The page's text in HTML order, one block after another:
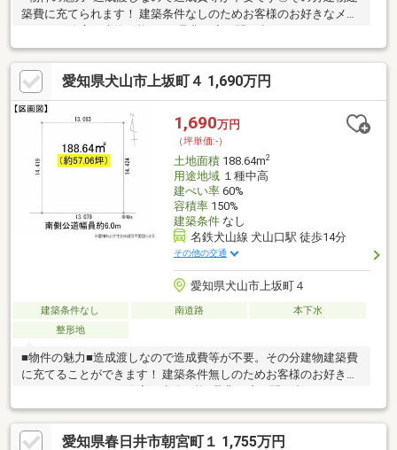
築費に充てられます！ 建築条件なしのためお客様のお好きなメー
せ！■生活環境■・公園、保育園、小学校が近くに揃っているので
子育て世帯にも住みやすく安心の住環境♪・周辺商業施設が充実♪
スーパー・コンビニ徒歩約5分以内！ドラックストア徒歩約6分♪
車がなくても生活できます。・のむら内科外科クリニックまで徒
歩約6分（443m）。急な病気やケガをしたときも安心です。■周
辺環境■・米野小学校 476ｍ 徒歩約6分 ・応時中学校
512ｍ 徒歩約7分
愛知県犬山市上坂町４ 1,690万円
1,690万円
（坪単価:-）
土地面積188.64m2
用途地域１種中高
建ぺい率60%
容積率150%
建築条件なし
名鉄犬山線 犬山口駅 徒歩14分
その他の交通
愛知県犬山市上坂町４
建築条件なし 南道路
本下水
整形地
■物件の魅力■造成渡しなので造成費等が不要。その分建物建築費
に充てることができます！ 建築条件無しのためお客様のお好きな
い！■生活環境■・公園、保育園、小学校、中学校が近くに揃って
いるので子育て世帯にも住みやすく安心の住環境♪・周辺商業施設
が充実♪ドラッグストア徒歩約3分以内！コンビニ徒歩約4分♪毎日
愛知県春日井市朝宮町１ 1,755万円